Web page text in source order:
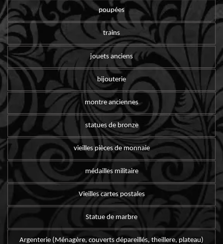
poupées
trains
jouets anciens
bijouterie
montre anciennes
statues de bronze
vieilles pièces de monnaie
médailles militaire
Vieilles cartes postales
Statue de marbre
Argenterie (Ménagère, couverts dépareillés, theillere, plateau)